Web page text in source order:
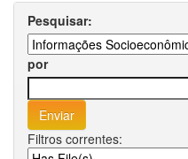
Pesquisar:
por
Filtros correntes: